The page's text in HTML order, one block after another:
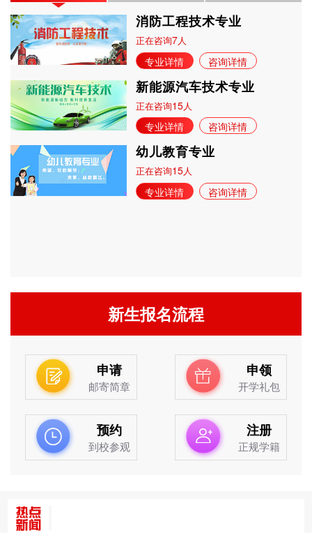
消防工程技术专业
正在咨询7人
专业详情 咨询详情
新能源汽车技术专业
正在咨询15人
专业详情 咨询详情
幼儿教育专业
正在咨询15人
专业详情 咨询详情
新生报名流程
申请
邮寄简章
申领
开学礼包
预约
到校参观
注册
正规学籍